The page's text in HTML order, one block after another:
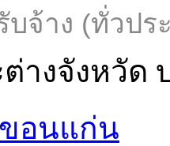
บจ้าง (ทั่วปร
างจังหวัด
อนแก่น